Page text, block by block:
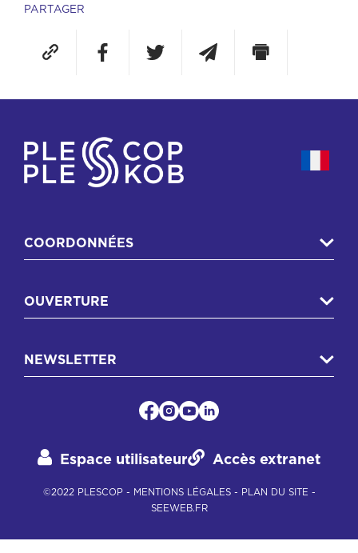
PARTAGER
COORDONNÉES
OUVERTURE
NEWSLETTER
Espace utilisateur Accès extranet
©2022 PLESCOP - MENTIONS LÉGALES- PLAN DU SITE -
SEEWEB.FR